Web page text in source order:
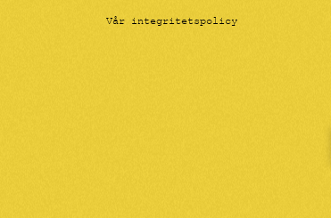
Vår integritetspolicy